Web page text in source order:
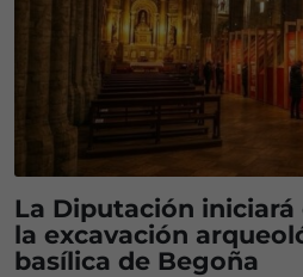
La Diputación iniciará
la excavación
basílica de Begoña